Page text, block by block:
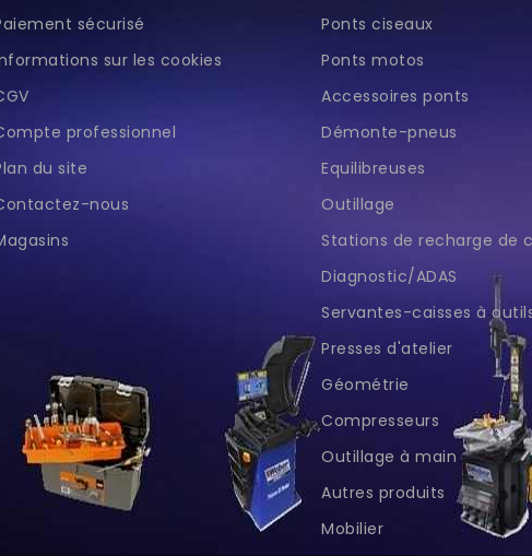
sécurisé
sur les cookies
professionnel
du site
nous
Ponts ciseaux
Ponts motos
Accessoires ponts
Démonte-pneus
Equilibreuses
Outillage
Stations de recharge de
Diagnostic/ADAS
Servantes-caisses à
Presses d'atelier
Géométrie
Compresseurs
Outillage à main
Autres produits
Mobilier